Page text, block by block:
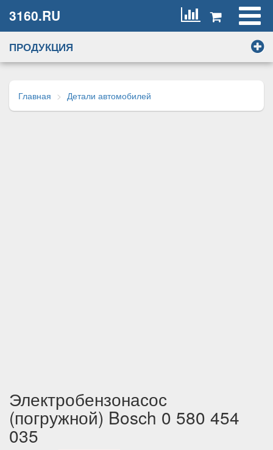
3160.RU
ПРОДУКЦИЯ
Главная Детали автомобилей
Электробензонасос
(погружной) Bosch 0 580 454
035